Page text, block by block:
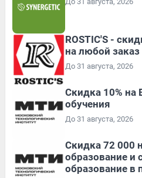
ROSTIC'S -
на любой
До 31 августа, 2026
Скидка 10% на
обучения
До 31 августа, 2026
Скидка 72 000
образование и
образование в